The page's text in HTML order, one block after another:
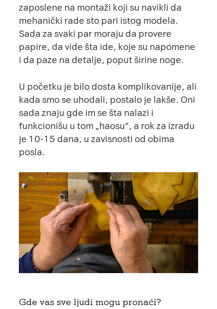
zaposlene na montaži koji su navikli da
mehanički rade sto pari istog modela.
Sada za svaki par moraju da provere
papire, da vide šta ide, koje su napomene
i da paze na detalje, poput širine noge.
U početku je bilo dosta komplikovanije, ali
kada smo se uhodali, postalo je lakše. Oni
sada znaju gde im se šta nalazi i
funkcionišu u tom „haosu“, a rok za izradu
je 10-15 dana, u zavisnosti od obima
posla.
Gde vas sve ljudi mogu pronaći?